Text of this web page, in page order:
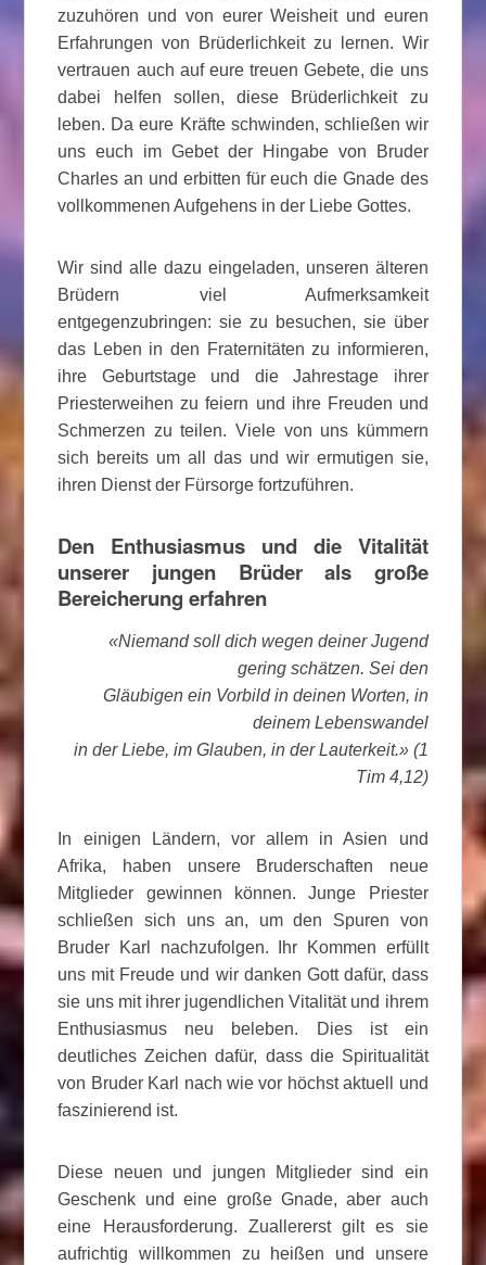
zuzuhören und von eurer Weisheit und euren
Erfahrungen von Brüderlichkeit zu lernen. Wir
vertrauen auch auf eure treuen Gebete, die uns
dabei helfen sollen, diese Brüderlichkeit zu
leben. Da eure Kräfte schwinden, schließen wir
uns euch im Gebet der Hingabe von Bruder
Charles an und erbitten für euch die Gnade des
vollkommenen Aufgehens in der Liebe Gottes.
Wir sind alle dazu eingeladen, unseren älteren
Brüdern viel Aufmerksamkeit
entgegenzubringen: sie zu besuchen, sie über
das Leben in den Fraternitäten zu informieren,
ihre Geburtstage und die Jahrestage ihrer
Priesterweihen zu feiern und ihre Freuden und
Schmerzen zu teilen. Viele von uns kümmern
sich bereits um all das und wir ermutigen sie,
ihren Dienst der Fürsorge fortzuführen.
Den Enthusiasmus und die Vitalität
unserer jungen Brüder als große
Bereicherung erfahren
«Niemand soll dich wegen deiner Jugend
gering schätzen. Sei den
Gläubigen ein Vorbild in deinen Worten, in
deinem Lebenswandel
in der Liebe, im Glauben, in der Lauterkeit.» (1
Tim 4,12)
In einigen Ländern, vor allem in Asien und
Afrika, haben unsere Bruderschaften neue
Mitglieder gewinnen können. Junge Priester
schließen sich uns an, um den Spuren von
Bruder Karl nachzufolgen. Ihr Kommen erfüllt
uns mit Freude und wir danken Gott dafür, dass
sie uns mit ihrer jugendlichen Vitalität und ihrem
Enthusiasmus neu beleben. Dies ist ein
deutliches Zeichen dafür, dass die Spiritualität
von Bruder Karl nach wie vor höchst aktuell und
faszinierend ist.
Diese neuen und jungen Mitglieder sind ein
Geschenk und eine große Gnade, aber auch
eine Herausforderung. Zuallererst gilt es sie
aufrichtig willkommen zu heißen und unsere